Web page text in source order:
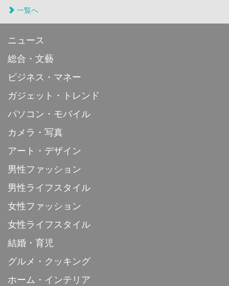
一覧へ
ニュース
総合・文藝
ビジネス・マネー
ガジェット・トレンド
パソコン・モバイル
カメラ・写真
アート・デザイン
男性ファッション
男性ライフスタイル
女性ファッション
女性ライフスタイル
結婚・育児
グルメ・クッキング
ホーム・インテリア